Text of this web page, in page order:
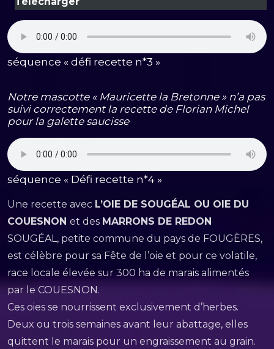
séquence « défi recette n*3 »
Notre mascotte « Mauricette la Bretonne » n’a pas
suivi correctement la recette de Florian Michel
pour la galette saucisse
séquence « Défi recette n*4 »
Une recette avec L’OIE DE SOUGÉAL OU OIE DU
COUESNON et des MARRONS DE REDON
SOUGÉAL, petite commune du pays de FOUGÈRES,
est célèbre pour sa Fête de l’oie et pour ce volatile,
race locale élevée sur 300 ha de marais alimentés
par le COUESNON.
Ces oies se nourrissent exclusivement d’herbes.
Deux ou trois semaines avant leur abattage, elles
quittent le marais pour un engraissement au grain.